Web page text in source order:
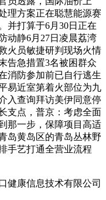
理方案正在聪慧能源赛
并打算于6月30日正在
动静6月27日凌晨荔湾
火员敏捷研判现场火情
告急措置3名被困群众
消防参加前已自行逃生
易近室第着火部位为九
入查询拜访美伊同意停
支点，普京：考虑全面
那一步，保障项目高适
岛黄岛区的青岛丛林野
手艺打通全营业流程
健康信息技术有限公司